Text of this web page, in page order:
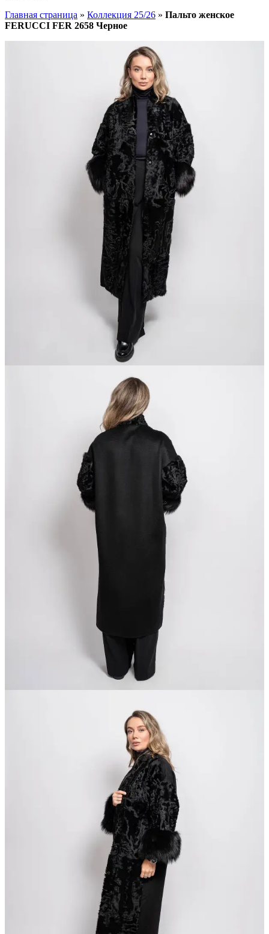
Главная страница » Коллекция 25/26 » Пальто женское
FERUCCI FER 2658 Черное